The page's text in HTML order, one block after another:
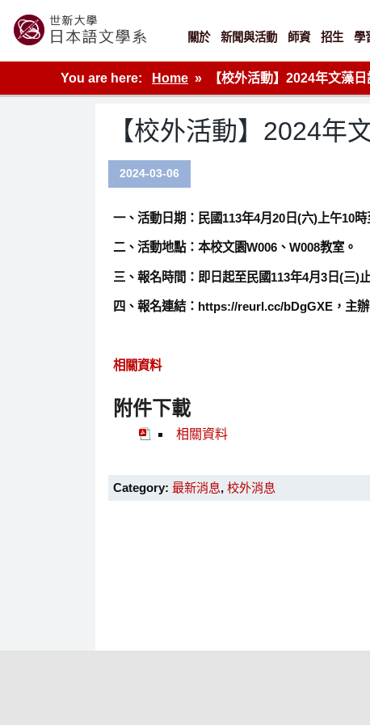
content
世新大學教學單位的網站
關於 新聞與活動 師資 招生 學
You are here: Home 【校外活動】2024年文藻
【校外活動】2024年
2024-03-06
一、活動日期：民國113年4月20日(六)上午10時
二、活動地點：本校文園W006、W008教室。
三、報名時間：即日起至民國113年4月3日(三)
四、報名連結：https://reurl.cc/bDgGXE，主
相關資料
附件下載
相關資料
Category: 最新消息, 校外消息